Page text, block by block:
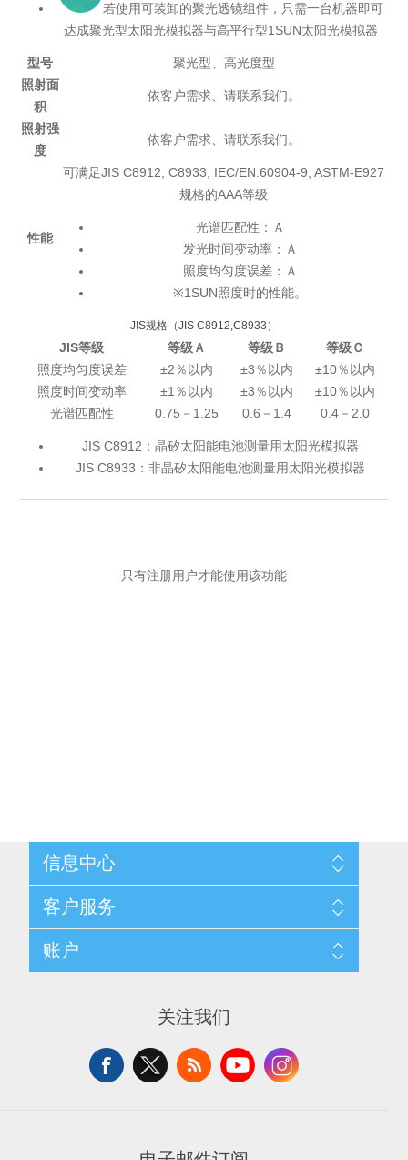
若使用可装卸的聚光透镜组件，只需一台机器即可
达成聚光型太阳光模拟器与高平行型1SUN太阳光模拟器
型号
聚光型、高光度型
照射面
积
依客户需求、请联系我们。
照射强
度
依客户需求、请联系我们。
性能
可满足JIS C8912, C8933, IEC/EN.60904-9, ASTM-E927
规格的AAA等级
光谱匹配性：Ａ
发光时间变动率：Ａ
照度均匀度误差：Ａ
※1SUN照度时的性能。
JIS规格（JIS C8912,C8933）
JIS等级 等级Ａ 等级Ｂ
等级Ｃ
照度均匀度误差
±2％以内 ±3％以内
±10％以内
照度时间变动率
±1％以内 ±3％以内
±10％以内
光谱匹配性
0.75－1.25 0.6－1.4 0.4－2.0
JIS C8912：晶矽太阳能电池测量用太阳光模拟器
JIS C8933：非晶矽太阳能电池测量用太阳光模拟器
只有注册用户才能使用该功能
信息中心
配送与退换政策
隐私条款
关于我们
客户服务
新闻
博客
账户
关注我们